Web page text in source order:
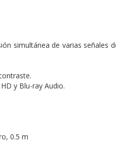
simultánea de varias señales
y Blu-ray Audio.
0.5 m